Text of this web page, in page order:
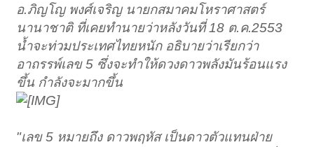
อ.ภิญโญ พงศ์เจริญ นายกสมาคมโหราศาสตร์
นานาชาติ ที่เคยทำนายว่าหลังวันที่ 18 ต.ค.2553
น้ำจะท่วมประเทศไทยหนัก อธิบายว่าเรียกว่า
อาถรรพ์เลข 5 ซึ่งจะทำให้ดวงดาวพลังมันร้อนแรง
ขึ้น กำลังจะมากขึ้น
"เลข 5 หมายถึง ดาวพฤหัส เป็นดาวตัวแทนฝ่าย